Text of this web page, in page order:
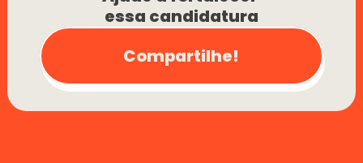
essa candidatura
Compartilhe!